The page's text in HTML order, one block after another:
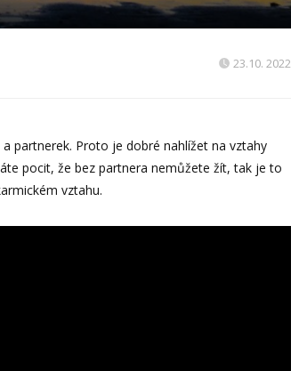
23.10. 2022
partnerek. Proto je dobré nahlížet na vztahy
pocit, že bez partnera nemůžete žít, tak je to
vztahu.